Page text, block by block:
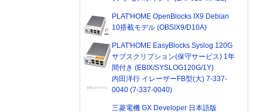
PLAT'HOME OpenBlocks IX9 Debian
10搭載モデル (OBSIX9/D10A)
PLAT'HOME EasyBlocks Syslog 120G
サブスクリプション(保守サービス) 1年
間付き (EBIX/SYSLOG120G/1Y)
内田洋行 イレーザーFB型(大) 7-337-
0040 (7-337-0040)
三菱電機 GX Developer 日本語版